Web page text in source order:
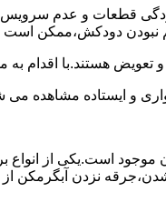
قطعات و عدم
نبودن دودکش،ممکن
تعویض هستند.با اقدام
و ایستاده مشاهده
موجود است.یکی از انواع
نزدن آبگرمکن از